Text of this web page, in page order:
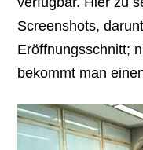
Screenshots,
Eröffnungsschnitt;
bekommt man